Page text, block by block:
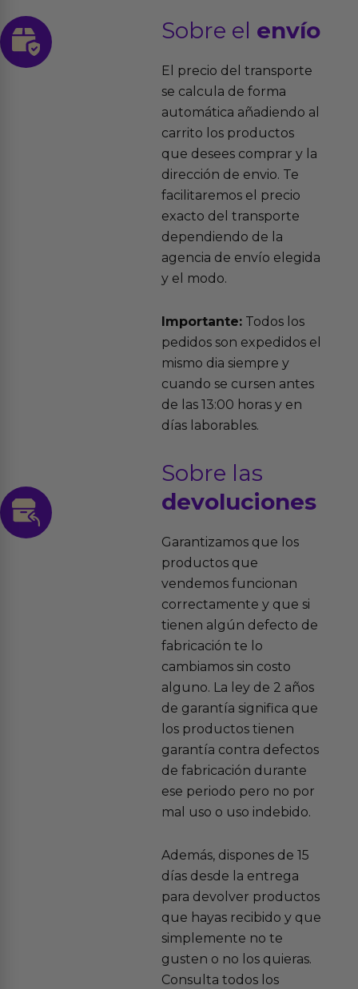
Sobre el envío
El precio del transporte
se calcula de forma
automática añadiendo al
carrito los productos
que desees comprar y la
dirección de envio. Te
facilitaremos el precio
exacto del transporte
dependiendo de la
agencia de envío elegida
y el modo.
Importante:Todos los
pedidos son expedidos el
mismo dia siempre y
cuando se cursen antes
de las 13:00 horas y en
días laborables.
Sobre las
devoluciones
Garantizamos que los
productos que
vendemos funcionan
correctamente y que si
tienen algún defecto de
fabricación te lo
cambiamos sin costo
alguno. La ley de 2 años
de garantía significa que
los productos tienen
garantía contra defectos
de fabricación durante
ese periodo pero no por
mal uso o uso indebido.
Además, dispones de 15
días desde la entrega
para devolver productos
que hayas recibido y que
simplemente no te
gusten o no los quieras.
Consulta todos los